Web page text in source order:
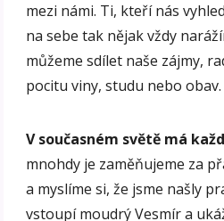
mezi námi. Ti, kteří nás
na sebe tak nějak vždy
můžeme sdílet naše zájmy,
pocitu viny, studu nebo obav.
V současném světě má
mnohdy je zaměňujeme za
a myslíme si, že jsme našly
vstoupí moudrý Vesmír a